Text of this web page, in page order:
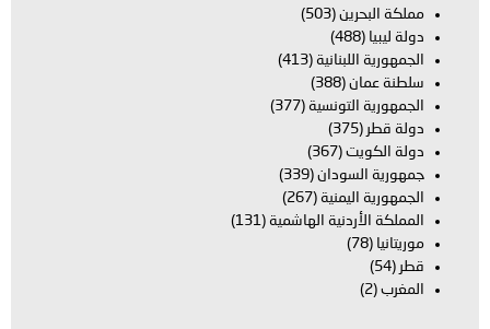
مملكة البحرين (503)
دولة ليبيا (488)
الجمهورية اللبنانية (413)
سلطنة عمان (388)
الجمهورية التونسية (377)
دولة قطر (375)
دولة الكويت (367)
جمهورية السودان (339)
الجمهورية اليمنية (267)
المملكة الأردنية الهاشمية (131)
موريتانيا (78)
قطر (54)
المغرب (2)